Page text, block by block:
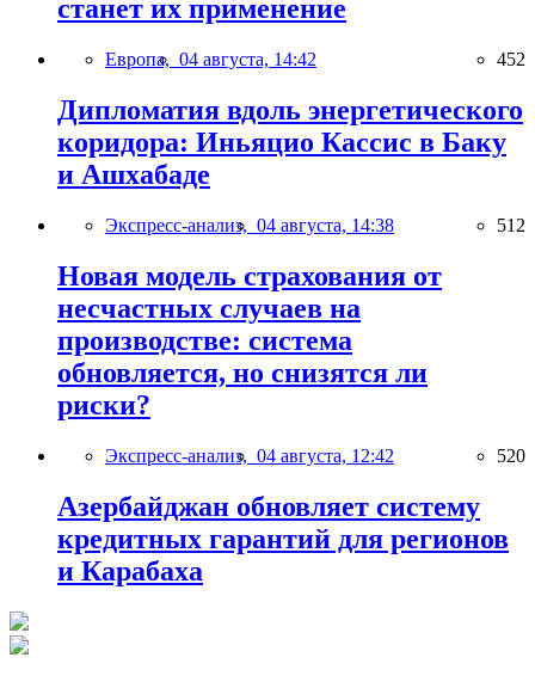
станет их применение
Европа, 04 августа, 14:42 452
Дипломатия вдоль энергетического
коридора: Иньяцио Кассис в Баку
и Ашхабаде
Экспресс-анализ, 04 августа, 14:38 512
Новая модель страхования от
несчастных случаев на
производстве: система
обновляется, но снизятся ли
риски?
Экспресс-анализ, 04 августа, 12:42 520
Азербайджан обновляет систему
кредитных гарантий для регионов
и Карабаха